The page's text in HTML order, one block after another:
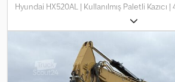
Hyundai HX520AL | Kullanılmış Paletli Kazıcı
Hcdsfx Ap Ioa 📍Konum: Almanya 🚛
– Nakliye maliyetini tahmin etmek için nakliye
kullanın! 💰 Şimdi 159.000 EUR karşılığında
sunun. Uygun bir ücret karşılığında
(onaya tabidir)* 👷‍♂️ Bağımsız bir uzman